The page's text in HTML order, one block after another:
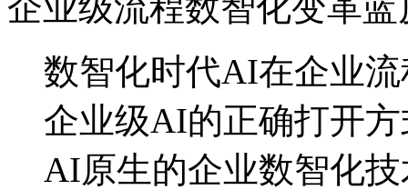
数智化时代AI在企业
企业级AI的正确打开
AI原生的企业数智化